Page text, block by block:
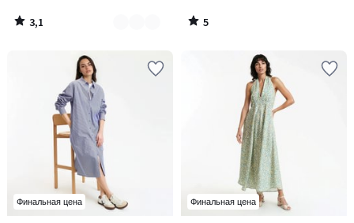
3,1
/
5
/
Финальная цена Финальная цена